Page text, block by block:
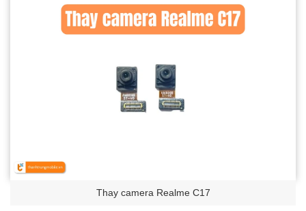
Thay camera Realme C17